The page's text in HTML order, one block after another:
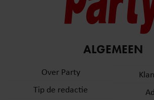
ALGEMEEN
Over Party
Tip de redactie